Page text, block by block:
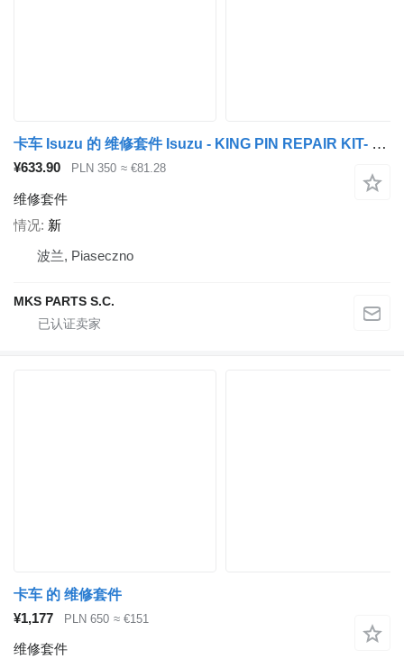
卡车 Isuzu 的 维修套件 Isuzu - KING PIN REPAIR KIT- ZESTAW NAPRAWCZY ZWROTNICY
¥633.90 PLN 350 ≈ €81.28
维修套件
情况 新
波兰, Piaseczno
MKS PARTS S.C.
卡车 的 维修套件
¥1,177
PLN 650 ≈ €151
维修套件